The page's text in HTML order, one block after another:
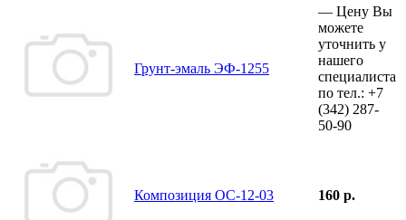
Грунт-эмаль ЭФ-1255
— Цену Вы
можете
уточнить у
нашего
специалиста
по тел.: +7
(342) 287-
50-90
Композиция ОС-12-03 160 р.